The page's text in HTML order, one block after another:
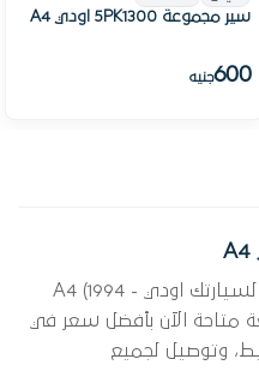
سير مجموعة 5PK1300 اودي A4
600جنيه
ابحث عن قطع غيار السيور والبلي لسيارتك اودي A4 (1994 -
سبير عندها 8 قطعة متاحة الآن بأفضل سعر في
وتوصيل لجميع